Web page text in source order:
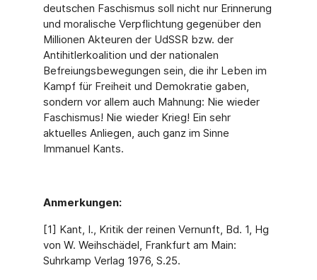
deutschen Faschismus soll nicht nur Erinnerung
und moralische Verpflichtung gegenüber den
Millionen Akteuren der UdSSR bzw. der
Antihitlerkoalition und der nationalen
Befreiungsbewegungen sein, die ihr Leben im
Kampf für Freiheit und Demokratie gaben,
sondern vor allem auch Mahnung: Nie wieder
Faschismus! Nie wieder Krieg! Ein sehr
aktuelles Anliegen, auch ganz im Sinne
Immanuel Kants.
Anmerkungen:
[1] Kant, I., Kritik der reinen Vernunft, Bd. 1, Hg
von W. Weihschädel, Frankfurt am Main:
Suhrkamp Verlag 1976, S.25.